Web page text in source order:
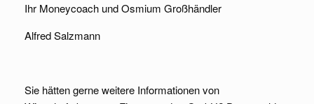
Ihr Moneycoach und Osmium Großhändler
Alfred Salzmann
Sie hätten gerne weitere Informationen von